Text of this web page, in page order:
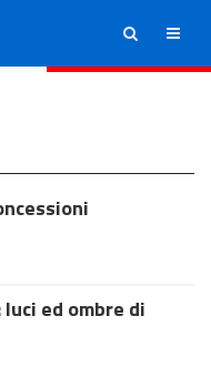
ricerca menu
ed ombre di